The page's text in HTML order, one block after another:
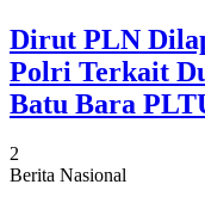
Dirut PLN
Polri Terkait
Batu Bara
2
Berita Nasional